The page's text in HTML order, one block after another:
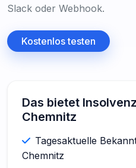
Slack oder Webhook.
Kostenlos testen
Das bietet
Chemnitz
Tagesaktuelle
Chemnitz